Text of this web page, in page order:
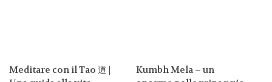
Meditare con il Tao 道 |
Kumbh Mela – un